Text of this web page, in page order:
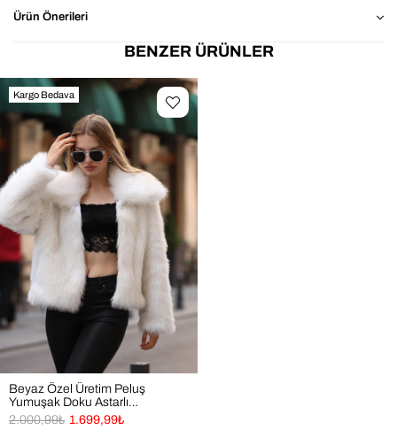
Ürün Önerileri
BENZER ÜRÜNLER
Beyaz Özel Üretim Peluş
Yumuşak Doku Astarlı
Premium Dolgun Kürk Mont
1.699,99₺
2.000,99₺
Kargo Bedava